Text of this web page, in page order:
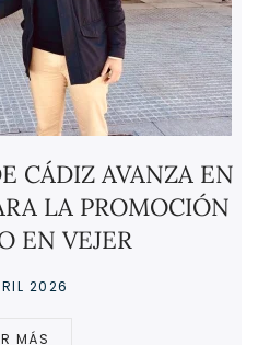
CÁDIZ AVANZA EN
LA PROMOCIÓN
EN VEJER
2026
MÁS